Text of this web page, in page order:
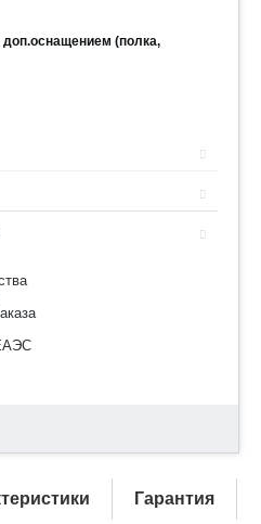
доп.оснащением (полка,
Гарантия